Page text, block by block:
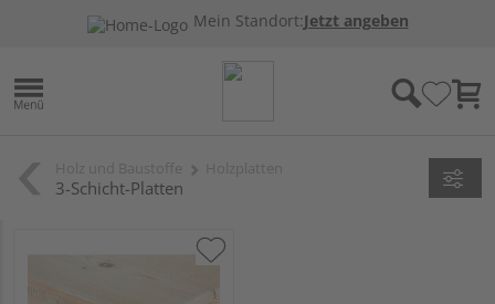
Mein Standort:Jetzt angeben
3-Schicht-Platten